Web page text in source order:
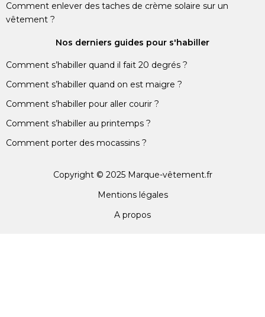
Comment enlever des taches de crème solaire sur un
vêtement ?
Nos derniers guides pour s'habiller
Comment s’habiller quand il fait 20 degrés ?
Comment s’habiller quand on est maigre ?
Comment s’habiller pour aller courir ?
Comment s’habiller au printemps ?
Comment porter des mocassins ?
Copyright © 2025 Marque-vêtement.fr
Mentions légales
A propos